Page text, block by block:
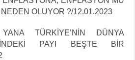
OLUYOR ?/12.01.2023
TÜRKİYE’NİN DÜNYA
PAYI BEŞTE BİR